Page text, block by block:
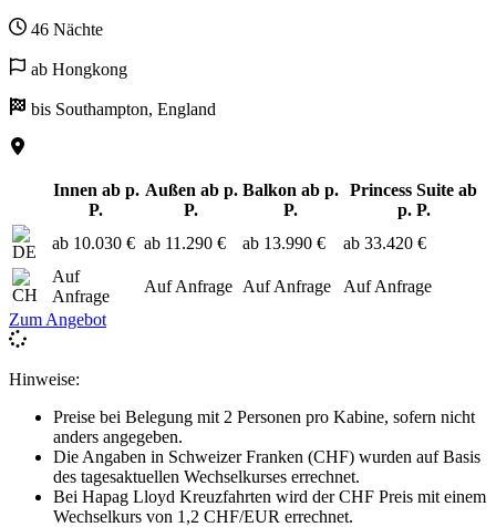
46 Nächte
ab Hongkong
bis Southampton, England
Innen ab p.
P.
Außen ab p.
P.
Balkon ab p.
P.
Princess Suite ab
p. P.
ab 10.030 € ab 11.290 € ab 13.990 €
ab 33.420 €
Auf
Anfrage
Auf Anfrage Auf Anfrage
Auf Anfrage
Zum Angebot
Hinweise:
Preise bei Belegung mit 2 Personen pro Kabine, sofern nicht
anders angegeben.
Die Angaben in Schweizer Franken (CHF) wurden auf Basis
des tagesaktuellen Wechselkurses errechnet.
Bei Hapag Lloyd Kreuzfahrten wird der CHF Preis mit einem
Wechselkurs von 1,2 CHF/EUR errechnet.